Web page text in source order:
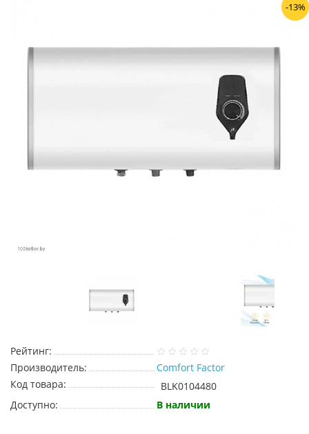
-13%
Рейтинг:
Производитель:
Comfort Factor
Код товара:
BLK0104480
Доступно:
В наличии